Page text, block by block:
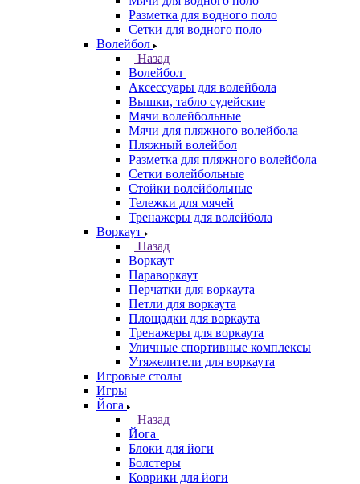
Разметка для водного поло
Сетки для водного поло
Волейбол
Назад
Волейбол
Аксессуары для волейбола
Вышки, табло судейские
Мячи волейбольные
Мячи для пляжного волейбола
Пляжный волейбол
Разметка для пляжного волейбола
Сетки волейбольные
Стойки волейбольные
Тележки для мячей
Тренажеры для волейбола
Воркаут
Назад
Воркаут
Параворкаут
Перчатки для воркаута
Петли для воркаута
Площадки для воркаута
Тренажеры для воркаута
Уличные спортивные комплексы
Утяжелители для воркаута
Игровые столы
Игры
Йога
Назад
Йога
Блоки для йоги
Болстеры
Коврики для йоги